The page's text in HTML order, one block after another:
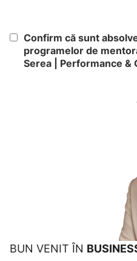
Confirm că sunt
programelor de
Serea | Performance &
BUN VENIT ÎN